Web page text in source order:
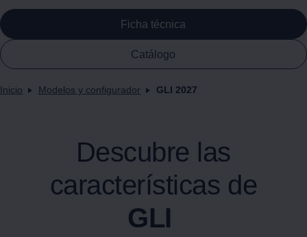
Ficha técnica
Catálogo
Inicio Modelos y configurador GLI 2027
Descubre las
características de
GLI